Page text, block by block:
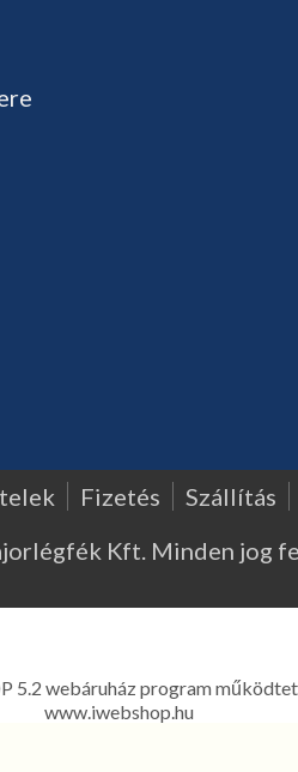
Fizetés
Szállítás
Kft. Minden jog
5.2 webáruház program
www.iwebshop.hu